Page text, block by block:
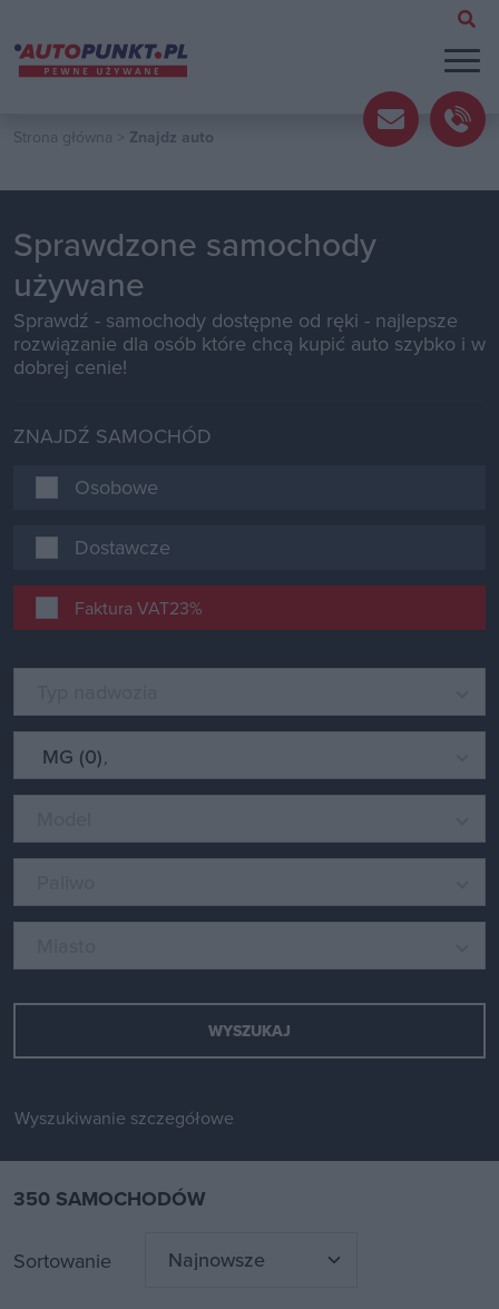
Strona główna > Znajdz auto
Sprawdzone samochody
używane
Sprawdź - samochody dostępne od ręki - najlepsze
rozwiązanie dla osób które chcą kupić auto szybko i w
dobrej cenie!
ZNAJDŹ SAMOCHÓD
Osobowe
Dostawcze
Faktura VAT23%
MG (0)
Wyszukiwanie szczegółowe
350 SAMOCHODÓW
Sortowanie